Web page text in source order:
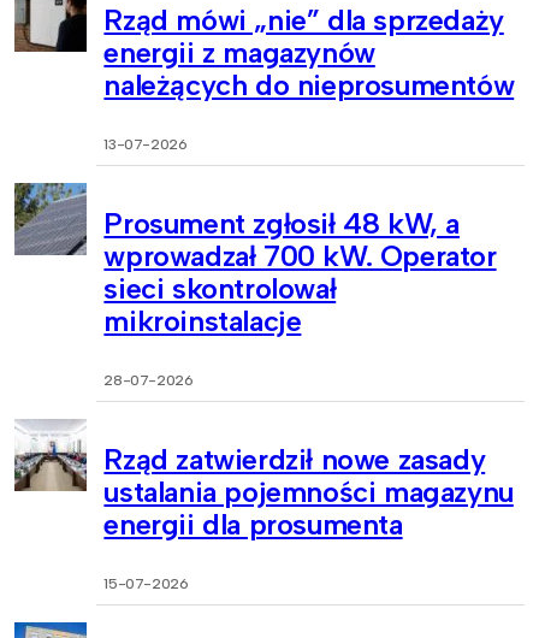
Rząd mówi „nie” dla sprzedaży
energii z magazynów
należących do nieprosumentów
13-07-2026
Prosument zgłosił 48 kW, a
wprowadzał 700 kW. Operator
sieci skontrolował
mikroinstalacje
28-07-2026
Rząd zatwierdził nowe zasady
ustalania pojemności magazynu
energii dla prosumenta
15-07-2026